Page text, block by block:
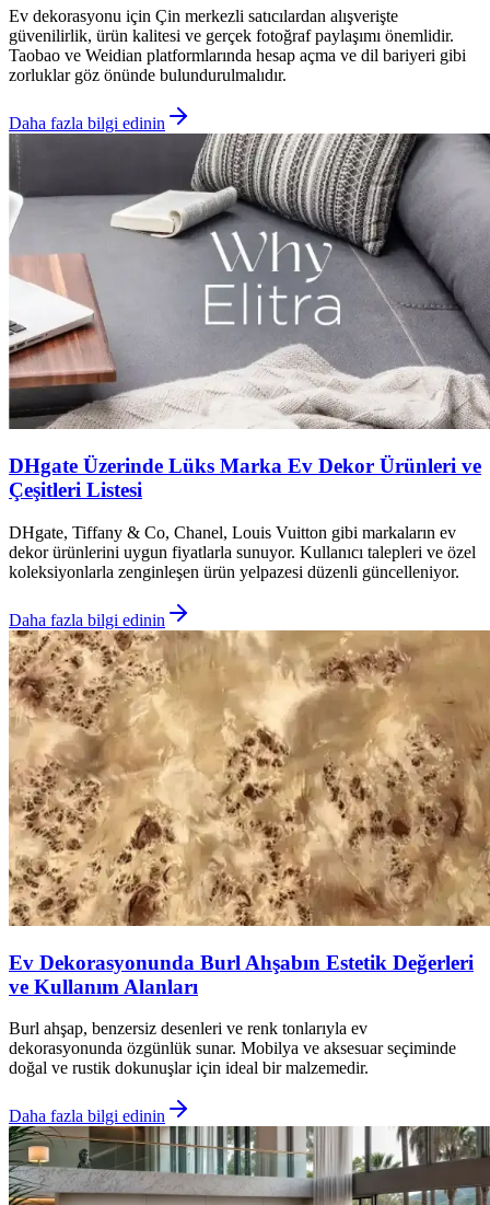
Ev dekorasyonu için Çin merkezli satıcılardan alışverişte
güvenilirlik, ürün kalitesi ve gerçek fotoğraf paylaşımı önemlidir.
Taobao ve Weidian platformlarında hesap açma ve dil bariyeri gibi
zorluklar göz önünde bulundurulmalıdır.
Daha fazla bilgi edinin
DHgate Üzerinde Lüks Marka Ev Dekor Ürünleri ve
Çeşitleri Listesi
DHgate, Tiffany & Co, Chanel, Louis Vuitton gibi markaların ev
dekor ürünlerini uygun fiyatlarla sunuyor. Kullanıcı talepleri ve özel
koleksiyonlarla zenginleşen ürün yelpazesi düzenli güncelleniyor.
Daha fazla bilgi edinin
Ev Dekorasyonunda Burl Ahşabın Estetik Değerleri
ve Kullanım Alanları
Burl ahşap, benzersiz desenleri ve renk tonlarıyla ev
dekorasyonunda özgünlük sunar. Mobilya ve aksesuar seçiminde
doğal ve rustik dokunuşlar için ideal bir malzemedir.
Daha fazla bilgi edinin